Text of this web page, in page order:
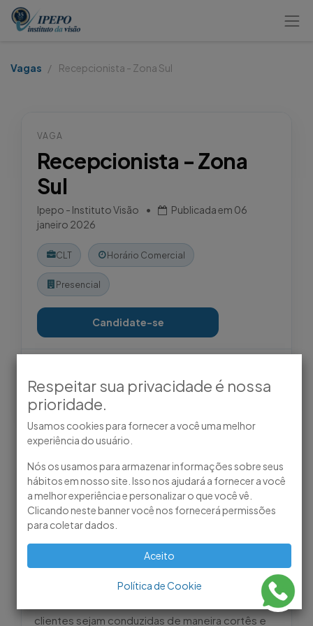
Vagas Recepcionista - Zona Sul
VAGA
Recepcionista - Zona
Sul
Ipepo - Instituto Visão • Publicada em 06
janeiro 2026
CLT Horário Comercial
Presencial
Candidate-se
São Paulo
Sem observações
Descrição da Vaga
O Recepcionista é responsável por ser o
primeiro ponto de contato dentro da instituição
de saúde, proporcionando atendimento e
suporte aos pacientes e visitantes. A função
exige um alto nível de profissionalismo, eficiência
e capacidade de comunicação, assegurando que
clientes sejam conduzidas de maneira cortês e
Respeitar sua privacidade é nossa
prioridade.
Usamos cookies para fornecer a você uma melhor
experiência do usuário.
Nós os usamos para armazenar informações sobre seus
hábitos em nosso site. Isso nos ajudará a fornecer a você
a melhor experiência e personalizar o que você vê.
Clicando neste banner você nos fornecerá permissões
para coletar dados.
Aceito
Política de Cookie